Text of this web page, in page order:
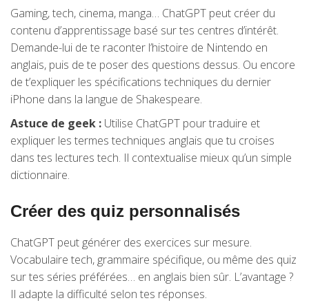
Gaming, tech, cinema, manga… ChatGPT peut créer du
contenu d’apprentissage basé sur tes centres d’intérêt.
Demande-lui de te raconter l’histoire de Nintendo en
anglais, puis de te poser des questions dessus. Ou encore
de t’expliquer les spécifications techniques du dernier
iPhone dans la langue de Shakespeare.
Astuce de geek : Utilise ChatGPT pour traduire et
expliquer les termes techniques anglais que tu croises
dans tes lectures tech. Il contextualise mieux qu’un simple
dictionnaire.
Créer des quiz personnalisés
ChatGPT peut générer des exercices sur mesure.
Vocabulaire tech, grammaire spécifique, ou même des quiz
sur tes séries préférées… en anglais bien sûr. L’avantage ?
Il adapte la difficulté selon tes réponses.